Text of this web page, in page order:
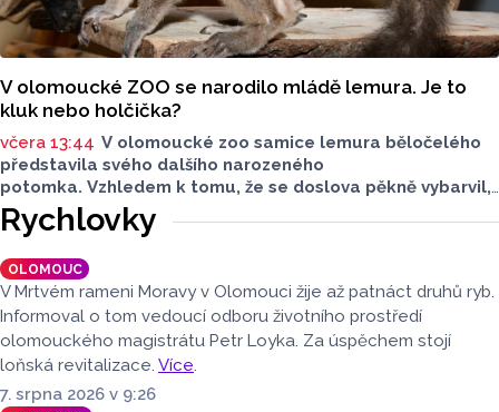
V olomoucké ZOO se narodilo mládě lemura. Je to
kluk nebo holčička?
včera 13:44 V olomoucké zoo samice lemura běločelého
představila svého dalšího narozeného
potomka. Vzhledem k tomu, že se doslova pěkně vybarvil,
je téměř jisté, že se jedná o samce. Samice totiž bývají
hnědé, případně hnědošedé, zato samci se pyšní bílým
zbarvením hlavy.
Rychlovky
OLOMOUC
V Mrtvém rameni Moravy v Olomouci žije až patnáct druhů ryb.
Informoval o tom vedoucí odboru životního prostředí
olomouckého magistrátu Petr Loyka. Za úspěchem stojí
loňská revitalizace. Více.
7. srpna 2026 v 9:26